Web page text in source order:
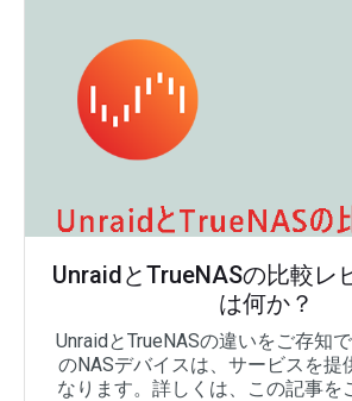
UnraidとTrueNASの比較レ
は何か？
UnraidとTrueNASの違いをご存知
のNASデバイスは、サービスを提
なります。詳しくは、この記事を